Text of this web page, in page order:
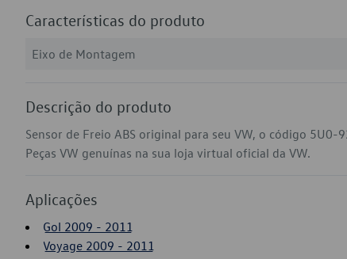
Características do produto
Eixo de Montagem
Descrição do produto
Sensor de Freio ABS original para seu VW, o código 5U0-
Peças VW genuínas na sua loja virtual oficial da VW.
Aplicações
Gol 2009 - 2011
Voyage 2009 - 2011